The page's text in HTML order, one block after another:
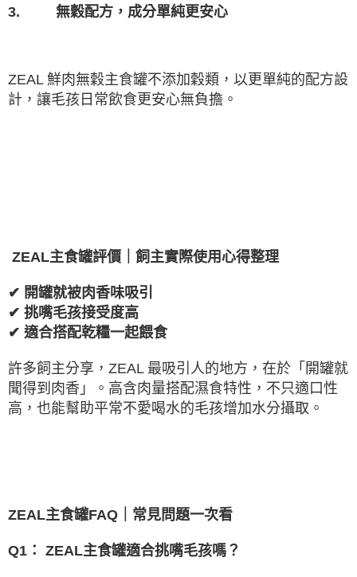
3. 無穀配方，成分單純更安心
ZEAL 鮮肉無穀主食罐不添加穀類，以更單純的配方設
計，讓毛孩日常飲食更安心無負擔。
ZEAL主食罐評價｜飼主實際使用心得整理
✔ 開罐就被肉香味吸引
✔ 挑嘴毛孩接受度高
✔ 適合搭配乾糧一起餵食
許多飼主分享， ZEAL 最吸引人的地方，在於「開罐就
聞得到肉香」。高含肉量搭配濕食特性，不只適口性
高，也能幫助平常不愛喝水的毛孩增加水分攝取。
ZEAL主食罐FAQ ｜常見問題一次看
Q1 ： ZEAL主食罐適合挑嘴毛孩嗎？